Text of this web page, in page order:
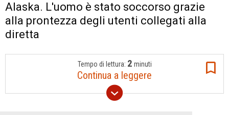
Alaska. L'uomo è stato soccorso grazie
alla prontezza degli utenti collegati alla
diretta
Tempo di lettura: 2 minuti
Continua a leggere